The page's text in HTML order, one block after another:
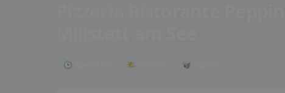
🕒 Aperto ora 🌤 Terrazza 🥡 Asporto